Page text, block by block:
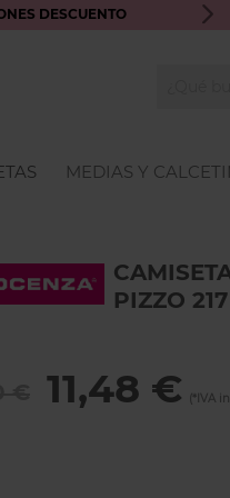
DESCUENTO
MEDIAS Y
PIZZO
11,48 €